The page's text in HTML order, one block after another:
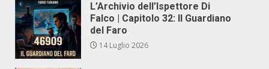
L’Archivio dell’Ispettore Di
Falco | Capitolo 32: Il Guardiano
del Faro
14 Luglio 2026